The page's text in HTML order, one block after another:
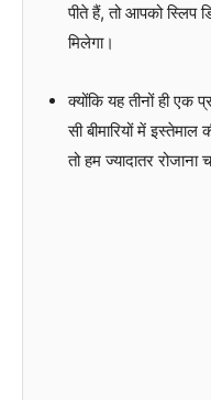
पीते हैं, तो आपको स्लिप
मिलेगा।
क्योंकि यह तीनों ही एक
सी बीमारियों में
तो हम ज्यादातर